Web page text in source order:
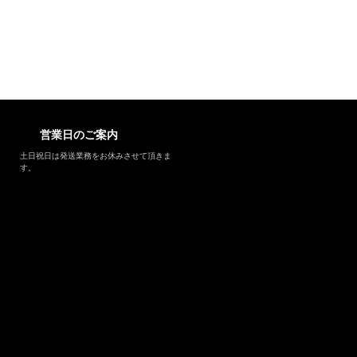
営業日のご案内
土日祝日は発送業務をお休みさせて頂きま
す。